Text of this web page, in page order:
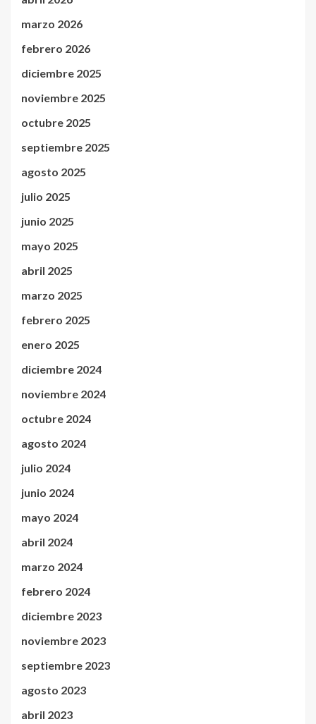
marzo 2026
febrero 2026
diciembre 2025
noviembre 2025
octubre 2025
septiembre 2025
agosto 2025
julio 2025
junio 2025
mayo 2025
abril 2025
marzo 2025
febrero 2025
enero 2025
diciembre 2024
noviembre 2024
octubre 2024
agosto 2024
julio 2024
junio 2024
mayo 2024
abril 2024
marzo 2024
febrero 2024
diciembre 2023
noviembre 2023
septiembre 2023
agosto 2023
abril 2023